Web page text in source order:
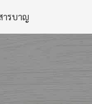
ารบาญ